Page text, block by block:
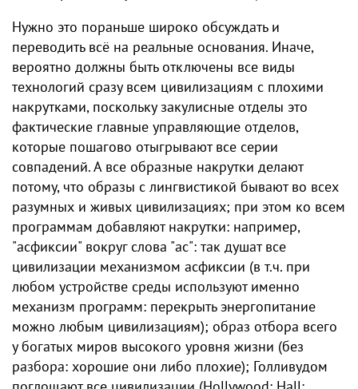
Нужно это пораньше широко обсуждать и
переводить всё на реальные основания. Иначе,
вероятно должны быть отключены все виды
технологий сразу всем цивилизациям с плохими
накрутками, поскольку закулисные отделы это
фактические главные управляющие отделов,
которые пошагово отыгрывают все серии
совпадений. А все образные накрутки делают
потому, что образы с лингвистикой бывают во всех
разумных и живых цивилизациях; при этом ко всем
программам добавляют накрутки: например,
"асфиксии" вокруг слова "ас": так душат все
цивилизации механизмом асфиксии (в т.ч. при
любом устройстве среды используют именно
механизм программ: перекрыть энергопитание
можно любым цивилизациям); образ отбора всего
у богатых миров высокого уровня жизни (без
разбора: хорошие они либо плохие); Голливудом